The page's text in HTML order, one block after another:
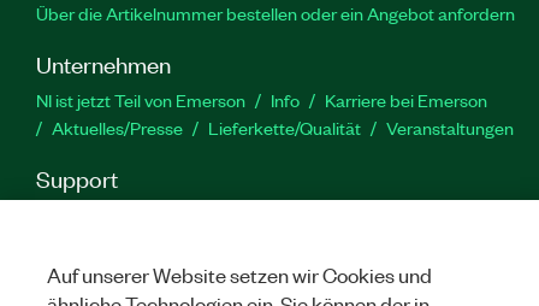
Über die Artikelnummer bestellen oder ein Angebot anfordern
Unternehmen
NI ist jetzt Teil von Emerson Info
Karriere bei Emerson
Aktuelles/Presse
Lieferkette/Qualität Veranstaltungen
Support
zur Website
Auf unserer Website setzen wir Cookies und